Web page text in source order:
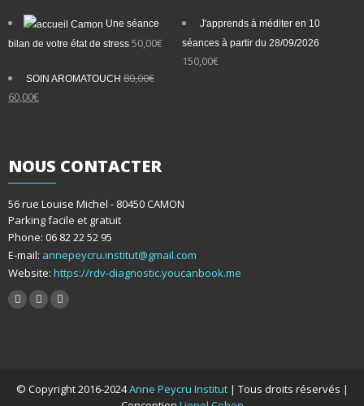
Une séance
bilan de votre état de stress 50,00€
J'apprends à méditer en 10
séances à partir du 28/09/2026
150,00€
SOIN AROMATOUCH 80,00€
Le
80,00€.
60,00€Le
60,00€.
NOUS CONTACTER
56 rue Louise Michel - 80450 CAMON
Parking facile et gratuit
Phone: 06 82 22 52 95
E-mail: annepeycru.institut@gmail.com
Website: https://rdv-diagnostic.youcanbook.me
© Copyright 2016-2024Anne Peycru Institut | Tous droits réservés |